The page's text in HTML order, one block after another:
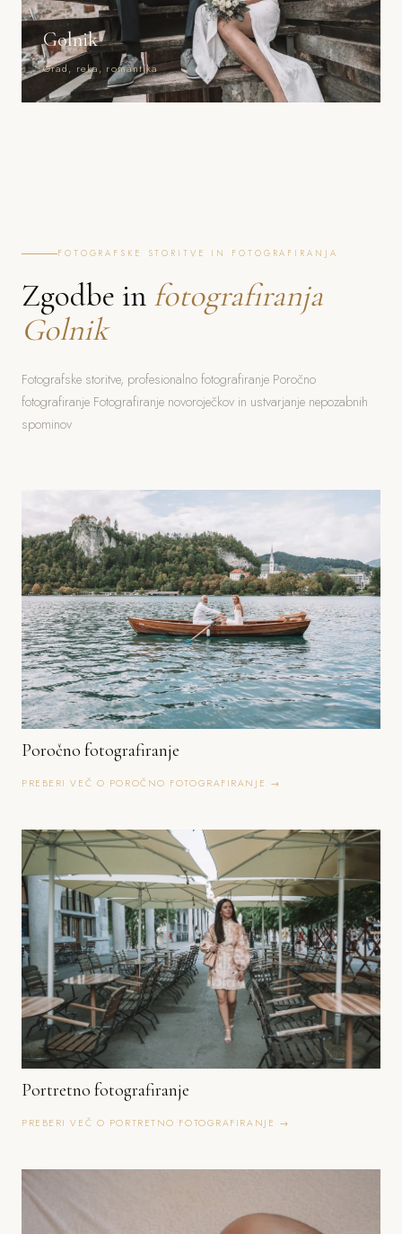
Golnik
Grad, reka, romantika
FOTOGRAFSKE STORITVE IN FOTOGRAFIRANJA
Zgodbe in fotografiranja
Golnik
Fotografske storitve, profesionalno fotografiranje Poročno
fotografiranje Fotografiranje novoroječkov in ustvarjanje nepozabnih
spominov
Poročno fotografiranje
PREBERI VEČ O POROČNO FOTOGRAFIRANJE →
Portretno fotografiranje
PREBERI VEČ O PORTRETNO FOTOGRAFIRANJE →